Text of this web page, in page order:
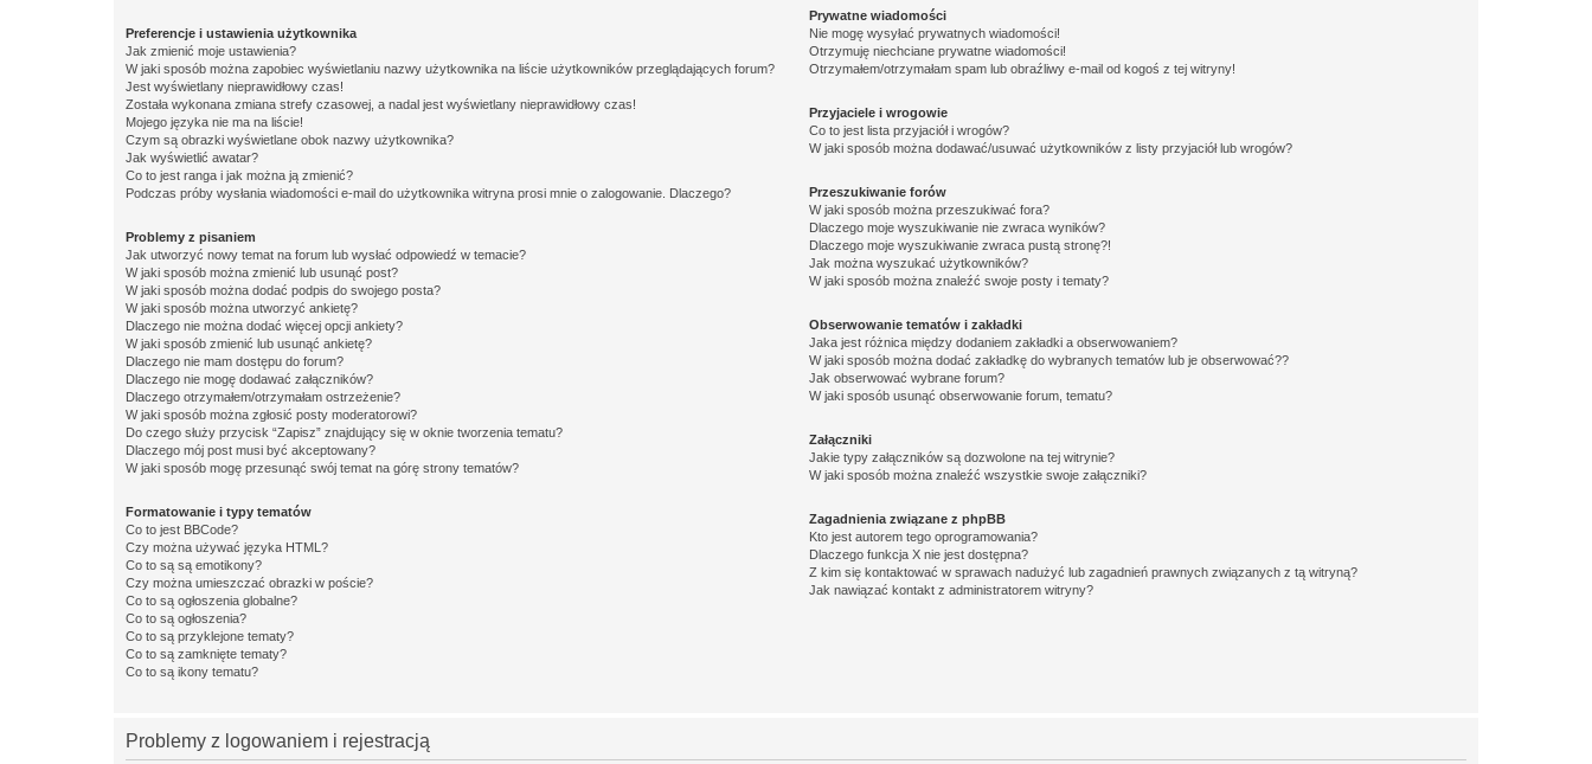
Preferencje i ustawienia użytkownika
Jak zmienić moje ustawienia?
W jaki sposób można zapobiec wyświetlaniu nazwy użytkownika na liście użytkowników przeglądających forum?
Jest wyświetlany nieprawidłowy czas!
Została wykonana zmiana strefy czasowej, a nadal jest wyświetlany nieprawidłowy czas!
Mojego języka nie ma na liście!
Czym są obrazki wyświetlane obok nazwy użytkownika?
Jak wyświetlić awatar?
Co to jest ranga i jak można ją zmienić?
Podczas próby wysłania wiadomości e-mail do użytkownika witryna prosi mnie o zalogowanie. Dlaczego?
Problemy z pisaniem
Jak utworzyć nowy temat na forum lub wysłać odpowiedź w temacie?
W jaki sposób można zmienić lub usunąć post?
W jaki sposób można dodać podpis do swojego posta?
W jaki sposób można utworzyć ankietę?
Dlaczego nie można dodać więcej opcji ankiety?
W jaki sposób zmienić lub usunąć ankietę?
Dlaczego nie mam dostępu do forum?
Dlaczego nie mogę dodawać załączników?
Dlaczego otrzymałem/otrzymałam ostrzeżenie?
W jaki sposób można zgłosić posty moderatorowi?
Do czego służy przycisk “Zapisz” znajdujący się w oknie tworzenia tematu?
Dlaczego mój post musi być akceptowany?
W jaki sposób mogę przesunąć swój temat na górę strony tematów?
Formatowanie i typy tematów
Co to jest BBCode?
Czy można używać języka HTML?
Co to są są emotikony?
Czy można umieszczać obrazki w poście?
Co to są ogłoszenia globalne?
Co to są ogłoszenia?
Co to są przyklejone tematy?
Co to są zamknięte tematy?
Co to są ikony tematu?
Prywatne wiadomości
Nie mogę wysyłać prywatnych wiadomości!
Otrzymuję niechciane prywatne wiadomości!
Otrzymałem/otrzymałam spam lub obraźliwy e-mail od kogoś z tej witryny!
Przyjaciele i wrogowie
Co to jest lista przyjaciół i wrogów?
W jaki sposób można dodawać/usuwać użytkowników z listy przyjaciół lub wrogów?
Przeszukiwanie forów
W jaki sposób można przeszukiwać fora?
Dlaczego moje wyszukiwanie nie zwraca wyników?
Dlaczego moje wyszukiwanie zwraca pustą stronę?!
Jak można wyszukać użytkowników?
W jaki sposób można znaleźć swoje posty i tematy?
Obserwowanie tematów i zakładki
Jaka jest różnica między dodaniem zakładki a obserwowaniem?
W jaki sposób można dodać zakładkę do wybranych tematów lub je obserwować??
Jak obserwować wybrane forum?
W jaki sposób usunąć obserwowanie forum, tematu?
Załączniki
Jakie typy załączników są dozwolone na tej witrynie?
W jaki sposób można znaleźć wszystkie swoje załączniki?
Zagadnienia związane z phpBB
Kto jest autorem tego oprogramowania?
Dlaczego funkcja X nie jest dostępna?
Z kim się kontaktować w sprawach nadużyć lub zagadnień prawnych związanych z tą witryną?
Jak nawiązać kontakt z administratorem witryny?
Problemy z logowaniem i rejestracją